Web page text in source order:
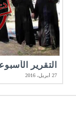
27 أبريل، 2016